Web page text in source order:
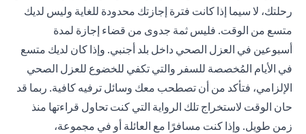
رحلتك، لا سيما إذا كانت فترة إجازتك محدودة للغاية وليس لديك
متسع من الوقت. فليس ثمة جدوى من قضاء إجازة لمدة
أسبوعين في العزل الصحي داخل بلد أجنبي. وإذا كان لديك متسع
في الأيام المُخصصة للسفر والتي تكفي للخضوع للعزل الصحي
الإلزامي، فتأكد من أن تصطحب معك وسائل ترفيه كافية. ربما قد
حان الوقت لاستخراج تلك الرواية التي كنت تحاول قراءتها منذ
زمن طويل. وإذا كنت مسافرًا مع العائلة أو في مجموعة،